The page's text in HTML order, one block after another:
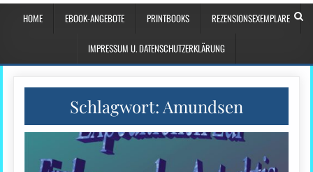
HOME EBOOK-ANGEBOTE PRINTBOOKS REZENSIONSEXEMPLARE
IMPRESSUM U. DATENSCHUTZERKLÄRUNG
Schlagwort: Amundsen